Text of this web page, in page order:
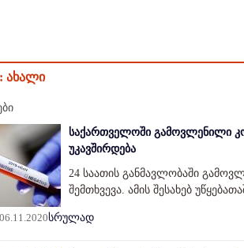
ახალი
საქართველოში გამოვლენილი
უკავშირდება
24 საათის განმავლობაში
შემთხვევა. ამის შესახებ
სრულად